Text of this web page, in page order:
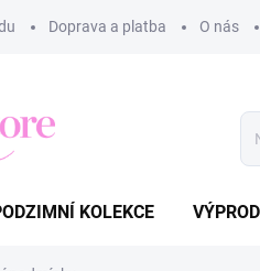
Doprava a platba O nás
KOLEKCE